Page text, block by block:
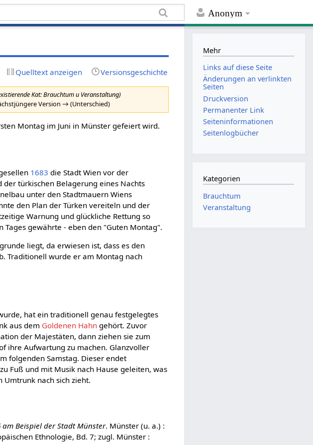
Anonym
Quelltext anzeigen Versionsgeschichte
Kat: Brauchtum u Veranstaltung)
Version → (Unterschied)
Montag im Juni in Münster gefeiert wird.
1683 die Stadt Wien vor der
türkischen Belagerung eines Nachts
unter den Stadtmauern Wiens
den Plan der Türken vereiteln und der
Warnung und glückliche Rettung so
gewährte - eben den "Guten Montag".
liegt, da erwiesen ist, dass es den
Traditionell wurde er am Montag nach
hat ein traditionell genau festgelegtes
aus dem Goldenen Hahn gehört. Zuvor
der Majestäten, dann ziehen sie zum
ihre Aufwartung zu machen. Glanzvoller
folgenden Samstag. Dieser endet
Fuß und mit Musik nach Hause geleiten, was
nach sich zieht.
am Beispiel der Stadt Münster. Münster (u. a.) :
Ethnologie, Bd. 7; zugl. Münster :
Mehr
Links auf diese Seite
Änderungen an verlinkten
Seiten
Druckversion
Permanenter Link
Seiten­informationen
Seitenlogbücher
Kategorien
Brauchtum
Veranstaltung